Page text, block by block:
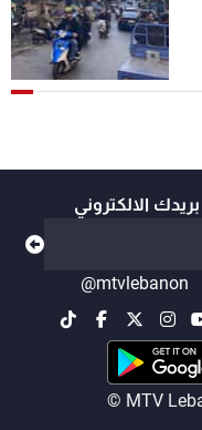
الالكتروني
@mtvlebanon
© MTV